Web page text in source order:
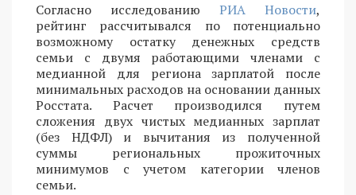
Согласно исследованию РИА Новости,
рейтинг рассчитывался по потенциально
возможному остатку денежных средств
семьи с двумя работающими членами с
медианной для региона зарплатой после
минимальных расходов на основании данных
Росстата. Расчет производился путем
сложения двух чистых медианных зарплат
(без НДФЛ) и вычитания из полученной
суммы региональных прожиточных
минимумов с учетом категории членов
семьи.